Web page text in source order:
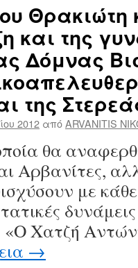
Θρακιώτη
και της
Δόμνας
της
2012 απόARVANITIS
θα
Αρβανίτες,
με
Χατζή
→